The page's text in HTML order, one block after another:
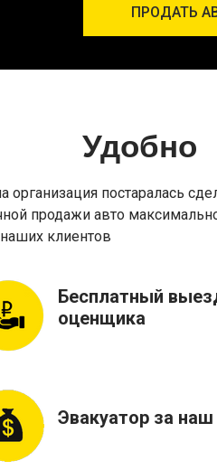
ПРОДАТЬ
Удобно
организация постаралась
продажи авто
клиентов
Бесплатный
оценщика
Эвакуатор за наш